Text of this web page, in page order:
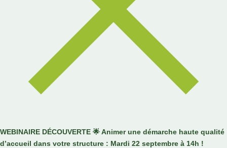
WEBINAIRE DÉCOUVERTE 🌟Animer une démarche haute qualité
d’accueil dans votre structure : Mardi 22 septembre à 14h !